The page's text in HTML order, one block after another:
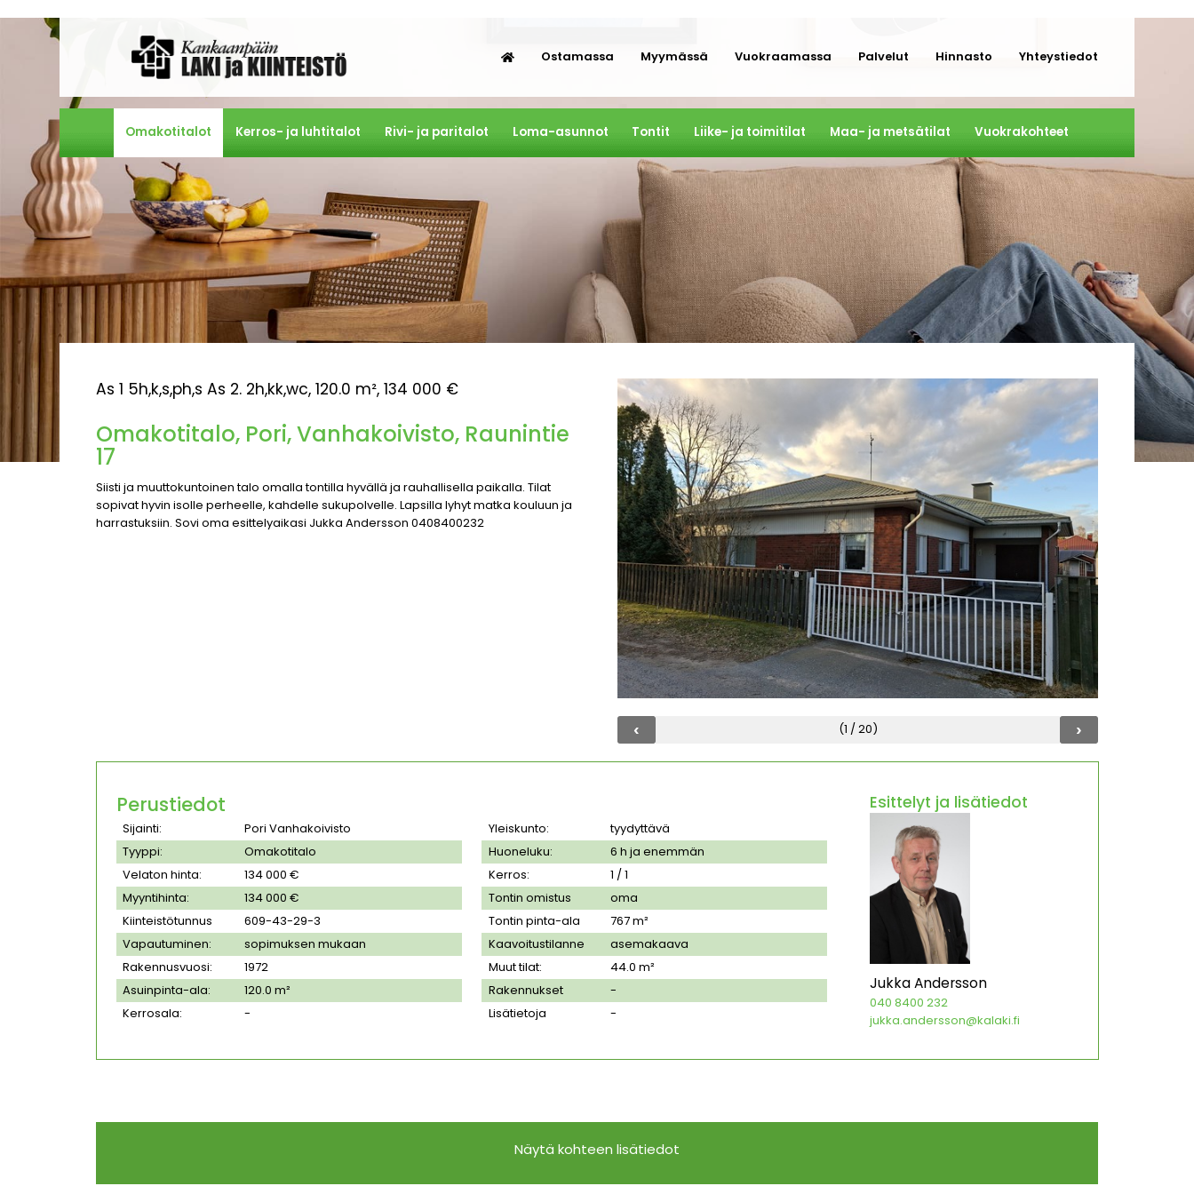
Ostamassa Myymässä Vuokraamassa Palvelut Hinnasto Yhteystiedot
Omakotitalot Kerros- ja luhtitalot Rivi- ja paritalot Loma-asunnot Tontit Liike- ja toimitilat Maa- ja metsätilat Vuokrakohteet
‹ (1 / 20) ›
As 1 5h,k,s,ph,s As 2. 2h,kk,wc, 120.0 m², 134 000 €
Omakotitalo, Pori, Vanhakoivisto, Raunintie
17
Siisti ja muuttokuntoinen talo omalla tontilla hyvällä ja rauhallisella paikalla. Tilat
sopivat hyvin isolle perheelle, kahdelle sukupolvelle. Lapsilla lyhyt matka kouluun ja
harrastuksiin. Sovi oma esittelyaikasi Jukka Andersson 0408400232
Perustiedot
Sijainti:
Pori Vanhakoivisto
Tyyppi:
Omakotitalo
Velaton hinta:
134 000 €
Myyntihinta:
134 000 €
Kiinteistötunnus
609-43-29-3
Vapautuminen:
sopimuksen mukaan
Rakennusvuosi:
1972
Asuinpinta-ala:
120.0 m²
Kerrosala:
-
Yleiskunto:
tyydyttävä
Huoneluku:
6 h ja enemmän
Kerros:
1 / 1
Tontin omistus
oma
Tontin pinta-ala
767m²
Kaavoitustilanne
asemakaava
Muut tilat:
44.0 m²
Rakennukset
-
Lisätietoja
-
Esittelyt ja lisätiedot
Jukka Andersson
040 8400 232
jukka.andersson@kalaki.fi
Näytä kohteen lisätiedot